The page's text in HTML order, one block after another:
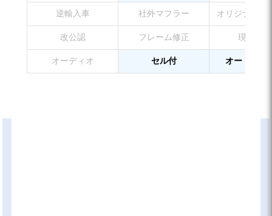
逆輸入車 社外マフラー オリジナルペ
改公認 フレーム修正 現状販売
オーディオ セル付 オートマチ